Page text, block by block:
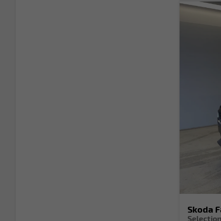
Skoda